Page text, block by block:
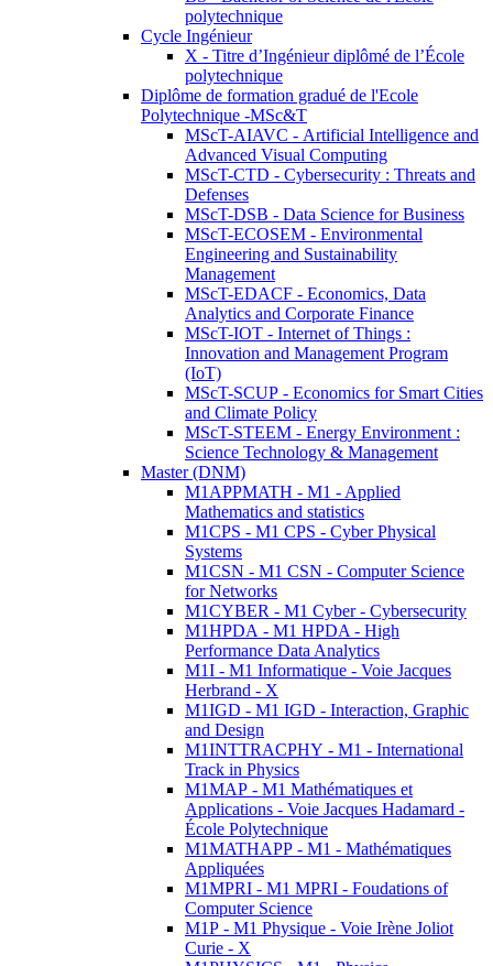
polytechnique
Cycle Ingénieur
X - Titre d’Ingénieur diplômé de l’École
polytechnique
Diplôme de formation gradué de l'Ecole
Polytechnique -MSc&T
MScT-AIAVC - Artificial Intelligence and
Advanced Visual Computing
MScT-CTD - Cybersecurity : Threats and
Defenses
MScT-DSB - Data Science for Business
MScT-ECOSEM - Environmental
Engineering and Sustainability
Management
MScT-EDACF - Economics, Data
Analytics and Corporate Finance
MScT-IOT - Internet of Things :
Innovation and Management Program
(IoT)
MScT-SCUP - Economics for Smart Cities
and Climate Policy
MScT-STEEM - Energy Environment :
Science Technology & Management
Master (DNM)
M1APPMATH - M1 - Applied
Mathematics and statistics
M1CPS - M1 CPS - Cyber Physical
Systems
M1CSN - M1 CSN - Computer Science
for Networks
M1CYBER - M1 Cyber - Cybersecurity
M1HPDA - M1 HPDA - High
Performance Data Analytics
M1I - M1 Informatique - Voie Jacques
Herbrand - X
M1IGD - M1 IGD - Interaction, Graphic
and Design
M1INTTRACPHY - M1 - International
Track in Physics
M1MAP - M1 Mathématiques et
Applications - Voie Jacques Hadamard -
École Polytechnique
M1MATHAPP - M1 - Mathématiques
Appliquées
M1MPRI - M1 MPRI - Foudations of
Computer Science
M1P - M1 Physique - Voie Irène Joliot
Curie - X